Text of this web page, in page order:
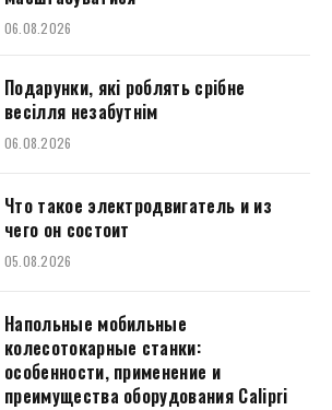
06.08.2026
Подарунки, які роблять срібне
весілля незабутнім
06.08.2026
Что такое электродвигатель и из
чего он состоит
05.08.2026
Напольные мобильные
колесотокарные станки:
особенности, применение и
преимущества оборудования Calipri